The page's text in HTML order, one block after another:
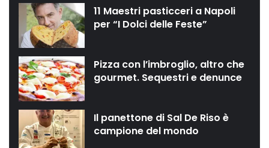
11 Maestri pasticceri a Napoli
per “I Dolci delle Feste”
Pizza con l’imbroglio, altro che
gourmet. Sequestri e denunce
Il panettone di Sal De Riso è
campione del mondo